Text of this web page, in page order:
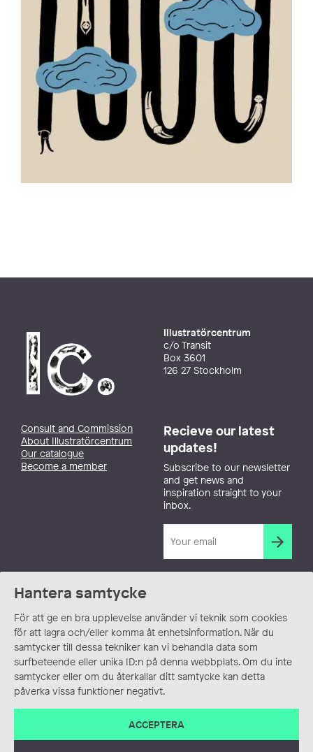
Hantera samtycke
För att ge en bra upplevelse använder vi teknik som cookies
för att lagra och/eller komma åt enhetsinformation. När du
samtycker till dessa tekniker kan vi behandla data som
surfbeteende eller unika ID:n på denna webbplats. Om du inte
samtycker eller om du återkallar ditt samtycke kan detta
påverka vissa funktioner negativt.
ACCEPTERA
Illustratörcentrum
c/o Transit
Box 3601
126 27 Stockholm
Consult and Commission
About Illustratörcentrum
Our catalogue
Become a member
Recieve our latest
updates!
Subscribe to our newsletter
and get news and
inspiration straight to your
inbox.